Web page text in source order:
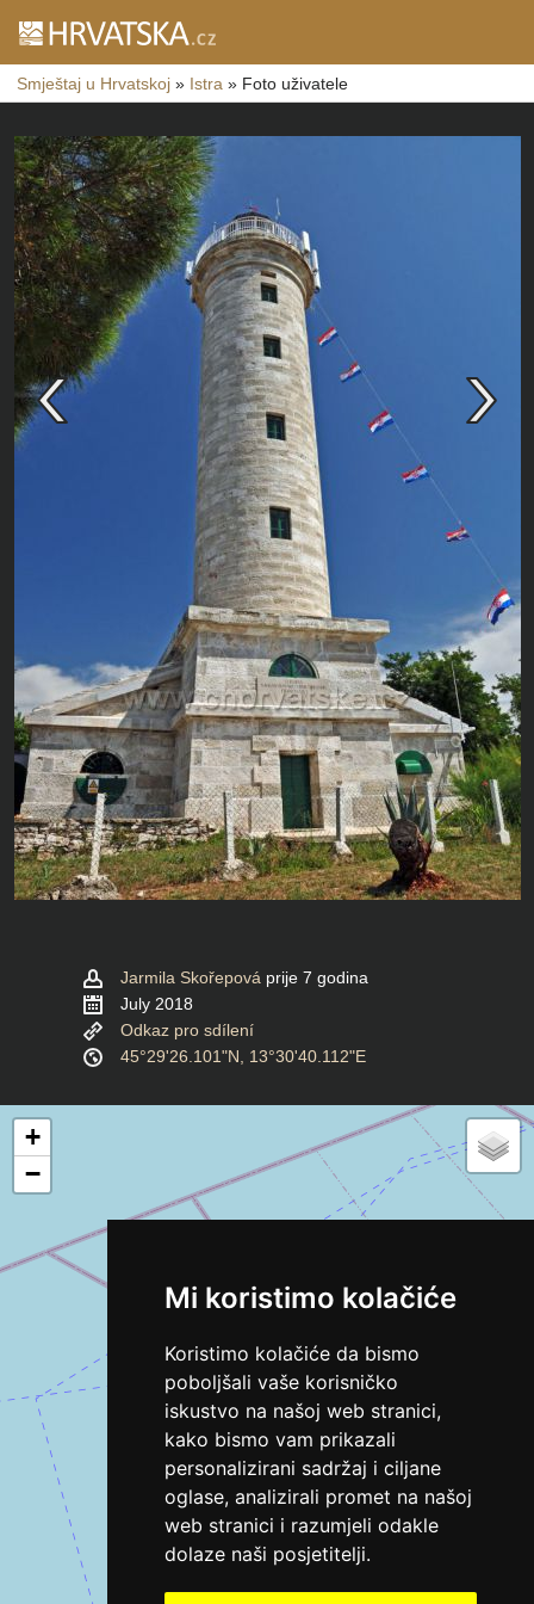
Mi koristimo kolačiće
Koristimo kolačiće da bismo
poboljšali vaše korisničko
iskustvo na našoj web stranici,
kako bismo vam prikazali
personalizirani sadržaj i ciljane
oglase, analizirali promet na našoj
web stranici i razumjeli odakle
dolaze naši posjetitelji.
Smještaj u Hrvatskoj » Istra » Foto uživatele
Jarmila Skořepová prije 7 godina
July 2018
Odkaz pro sdílení
45°29'26.101"N, 13°30'40.112"E
+
−